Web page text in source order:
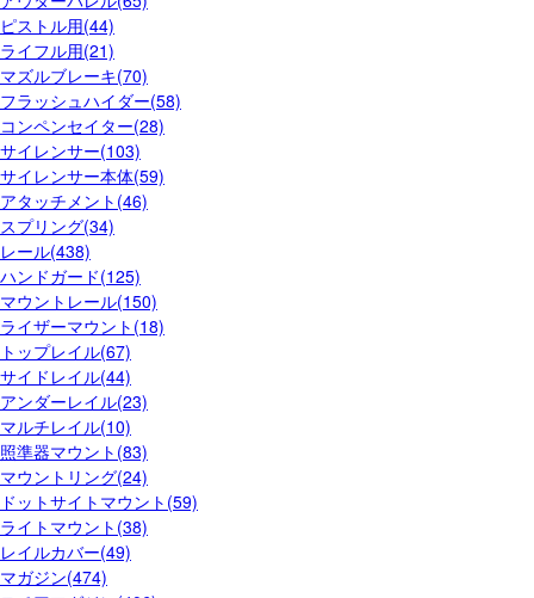
ピストル用(44)
ライフル用(21)
マズルブレーキ(70)
フラッシュハイダー(58)
コンペンセイター(28)
サイレンサー(103)
サイレンサー本体(59)
アタッチメント(46)
スプリング(34)
レール(438)
ハンドガード(125)
マウントレール(150)
ライザーマウント(18)
トップレイル(67)
サイドレイル(44)
アンダーレイル(23)
マルチレイル(10)
照準器マウント(83)
マウントリング(24)
ドットサイトマウント(59)
ライトマウント(38)
レイルカバー(49)
マガジン(474)